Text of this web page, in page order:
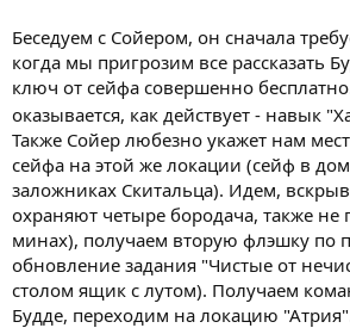
Беседуем с Сойером, он сначала
когда мы пригрозим все рассказать
ключ от сейфа совершенно
оказывается, как действует - навык
Также Сойер любезно укажет нам
сейфа на этой же локации (сейф в
заложниках Скитальца). Идем,
охраняют четыре бородача, также не
минах), получаем вторую флэшку по
обновление задания "Чистые от
столом ящик с лутом). Получаем
Будде, переходим на локацию